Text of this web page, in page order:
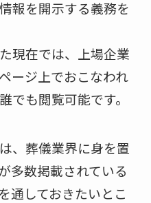
報を開示する義務を
現在では、上場企業
ージ上でおこなわれ
でも閲覧可能です。
、葬儀業界に身を置
多数掲載されている
通しておきたいとこ